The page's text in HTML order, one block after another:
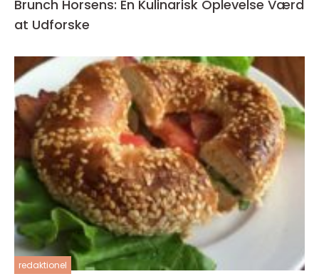
Brunch Horsens: En Kulinarisk Oplevelse Værd
at Udforske
redaktionel